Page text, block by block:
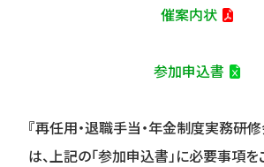
催案内状
参加申込書
『再任用・退職手当・年金制度実務研
は、上記の「参加申込書」に必要事項を